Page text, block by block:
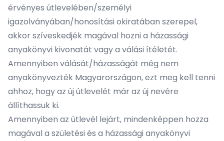
érvényes útlevelében/személyi
igazolványában/honosítási okiratában szerepel,
akkor szíveskedjék magával hozni a házassági
anyakönyvi kivonatát vagy a válási ítéletét.
Amennyiben válását/házasságát még nem
anyakönyvezték Magyarországon, ezt meg kell tenni
ahhoz, hogy az új útlevelét már az új nevére
állíthassuk ki.
Amennyiben az útlevél lejárt, mindenképpen hozza
magával a születési és a házassági anyakönyvi